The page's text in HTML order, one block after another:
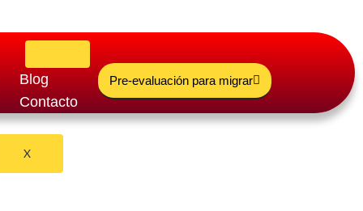
Blog
Contacto
X
Pre-evaluación para migrar